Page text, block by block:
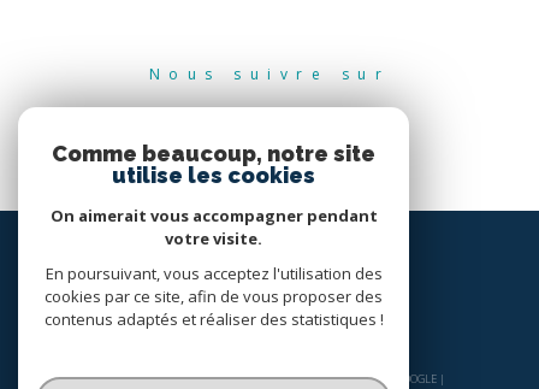
Nous suivre sur
© 2026 | TOUS DROITS RÉSERVÉS | TRADUCTION POWERED BY GOOGLE |
Comme beaucoup, notre site
utilise les cookies
On aimerait vous accompagner pendant
votre visite.
En poursuivant, vous acceptez l'utilisation des
cookies par ce site, afin de vous proposer des
contenus adaptés et réaliser des statistiques !